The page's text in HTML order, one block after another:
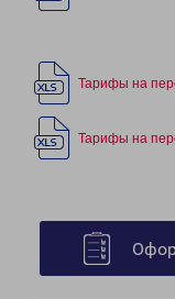
Тарифы на
Тарифы на